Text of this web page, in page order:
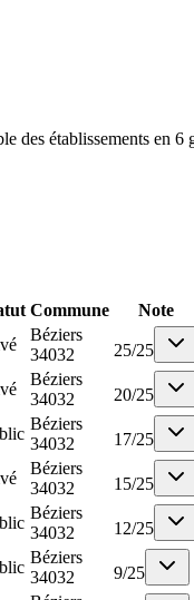
des établissements en
Commune
Note
Béziers
34032
25/25
Béziers
34032
20/25
Béziers
34032
17/25
Béziers
34032
15/25
Béziers
34032
12/25
Béziers
34032
9/25